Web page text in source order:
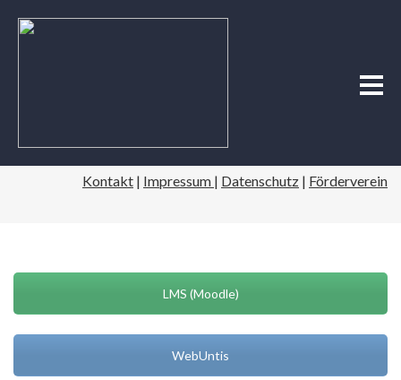
Kontakt | Impressum | Datenschutz | Förderverein
LMS (Moodle)
WebUntis